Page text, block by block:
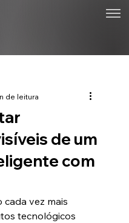
de um
com
de leitura
vez mais
tecnológicos